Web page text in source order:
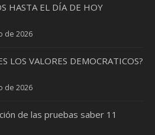
HASTA EL DÍA DE HOY
de 2026
LOS VALORES DEMOCRATICOS?
de 2026
de las pruebas saber 11